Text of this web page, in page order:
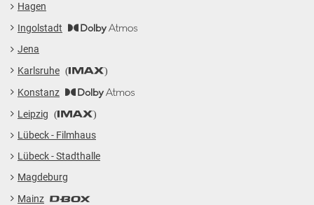
Hagen
Ingolstadt
Jena
Karlsruhe
Konstanz
Leipzig
Lübeck - Filmhaus
Lübeck - Stadthalle
Magdeburg
Mainz